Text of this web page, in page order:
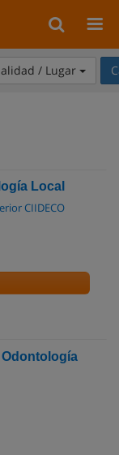
/ Lugar
Local
CIIDECO